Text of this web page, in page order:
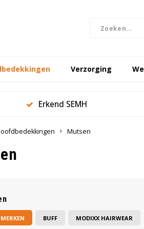
Verzorging
Erkend SEMH
Mutsen
BUFF MODIXX HAIRWEAR